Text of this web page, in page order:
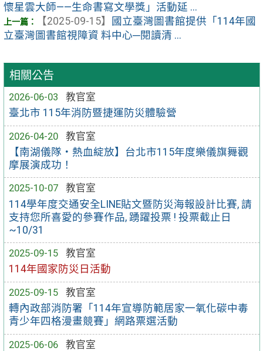
相關公告
2026-06-03
教官室
臺北市 115年消防暨捷運防災體驗營
2026-04-20
教官室
【南湖儀隊・熱血綻放】台北市115年度樂儀旗舞觀
摩展演成功！
2025-10-07
教官室
114學年度交通安全LINE貼文暨防災海報設計比賽, 請
支持您所喜愛的參賽作品, 踴躍投票 ! 投票截止日
~10/31
2025-09-15
教官室
114年國家防災日活動
2025-09-15
教官室
轉內政部消防署「114年宣導防範居家一氧化碳中毒
青少年四格漫畫競賽」網路票選活動
2025-06-06
教官室
懷星雲大師——生命書寫文學獎」活動延 ...
【2025-09-15】
國立臺灣圖書館提供「114年國
立臺灣圖書館視障資 料中心─閱讀清 ...